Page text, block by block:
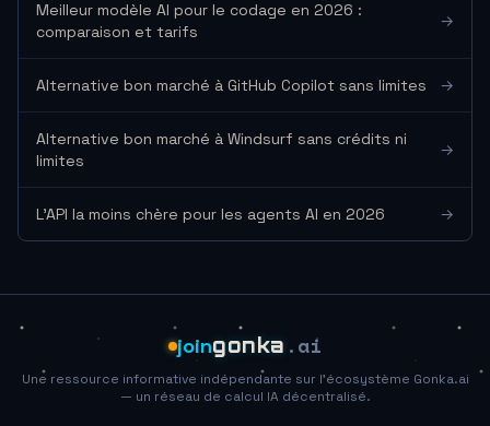
Meilleur modèle AI pour le codage en 2026 :
comparaison et tarifs
→
Alternative bon marché à GitHub Copilot sans limites →
Alternative bon marché à Windsurf sans crédits ni
limites
→
L'API la moins chère pour les agents AI en 2026 →
joingonka .ai
Une ressource informative indépendante sur l'écosystème Gonka.ai
— un réseau de calcul IA décentralisé.